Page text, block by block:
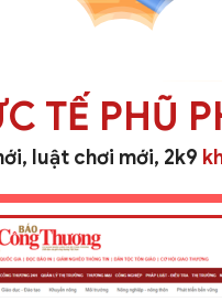
TẾ PHŨ
luật chơi mới, 2k9